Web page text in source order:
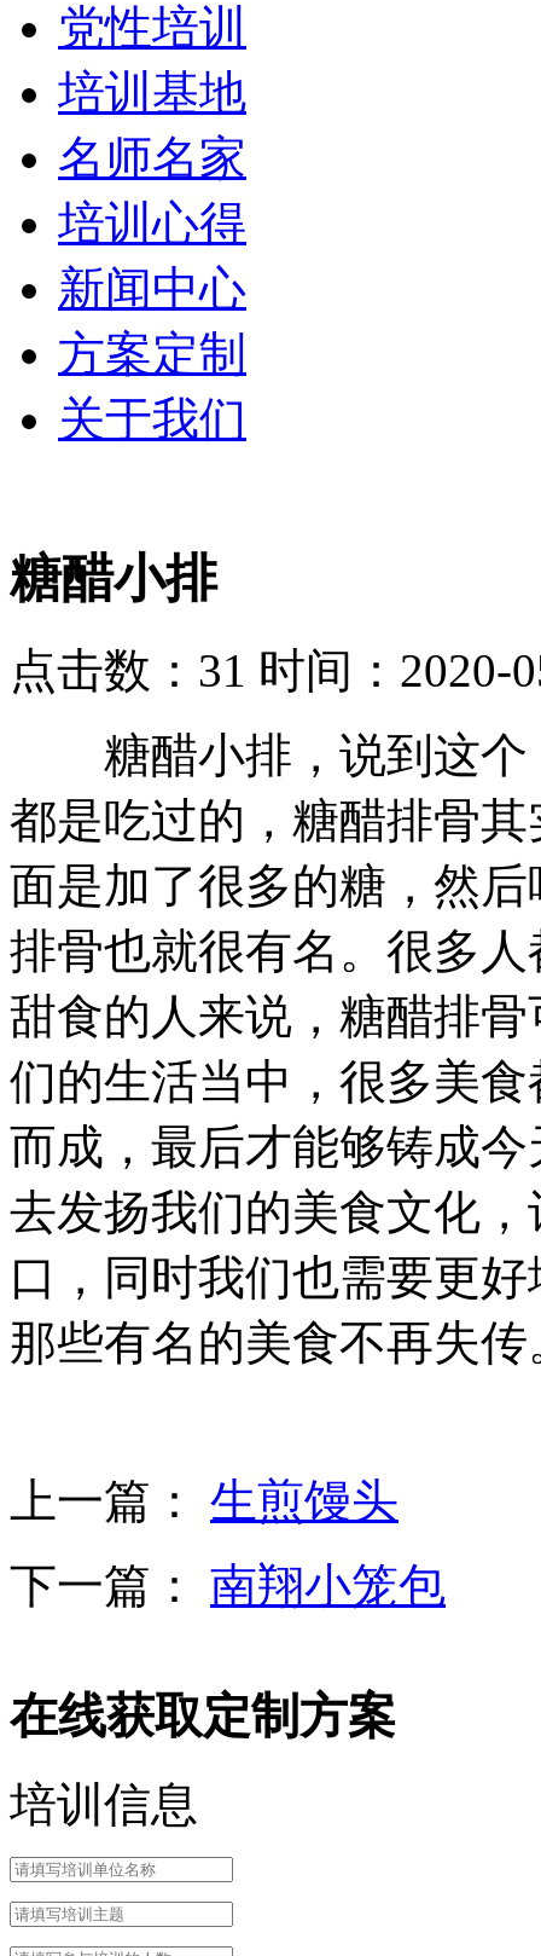
党性培训
培训基地
名师名家
培训心得
新闻中心
方案定制
关于我们
糖醋小排
点击数：31 时间：2020-
糖醋小排，说到这个
都是吃过的，糖醋排骨
面是加了很多的糖，然
排骨也就很有名。很多
甜食的人来说，糖醋排
们的生活当中，很多美
而成，最后才能够铸成
去发扬我们的美食文化
口，同时我们也需要更
那些有名的美食不再失传
上一篇： 生煎馒头
下一篇： 南翔小笼包
在线获取定制方案
培训信息